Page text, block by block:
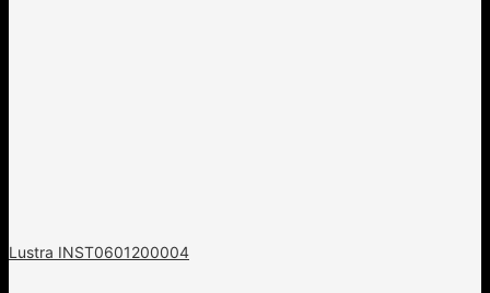
Lustra INST0601200004